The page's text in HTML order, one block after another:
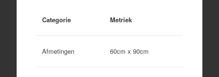
Categorie Metriek
Afmetingen 60cm x 90cm